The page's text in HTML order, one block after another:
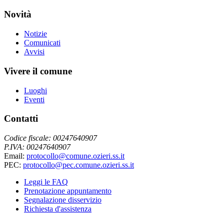
Novità
Notizie
Comunicati
Avvisi
Vivere il comune
Luoghi
Eventi
Contatti
Codice fiscale: 00247640907
P.IVA: 00247640907
Email: protocollo@comune.ozieri.ss.it
PEC: protocollo@pec.comune.ozieri.ss.it
Leggi le FAQ
Prenotazione appuntamento
Segnalazione disservizio
Richiesta d'assistenza